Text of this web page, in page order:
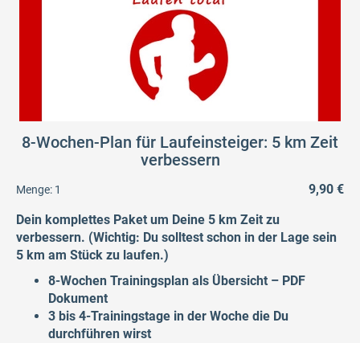
8-Wochen-Plan für Laufeinsteiger: 5 km Zeit
verbessern
Menge: 1
9,90 €
Dein komplettes Paket um Deine 5 km Zeit zu
verbessern. (Wichtig: Du solltest schon in der Lage sein
5 km am Stück zu laufen.)
8-Wochen Trainingsplan als Übersicht – PDF
Dokument
3 bis 4-Trainingstage in der Woche die Du
durchführen wirst